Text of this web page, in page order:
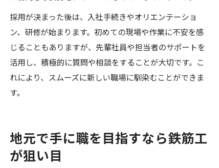
採用が決まった後は、入社手続きやオリエンテーショ
ン、研修が始まります。初めての現場や作業に不安を感
じることもありますが、先輩社員や担当者のサポートを
活用し、積極的に質問や相談をすることが大切です。こ
れにより、スムーズに新しい職場に馴染むことができま
す。
地元で手に職を目指すなら鉄筋工
が狙い目